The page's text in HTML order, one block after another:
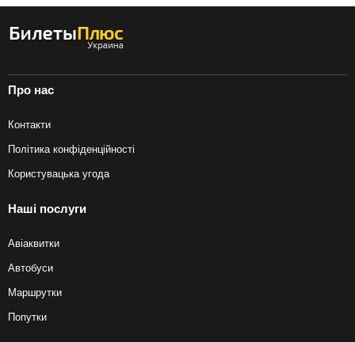
Про нас
Контакти
Політика конфіденційності
Користувацька угода
Наші послуги
Авіаквитки
Автобуси
Маршрутки
Попутки